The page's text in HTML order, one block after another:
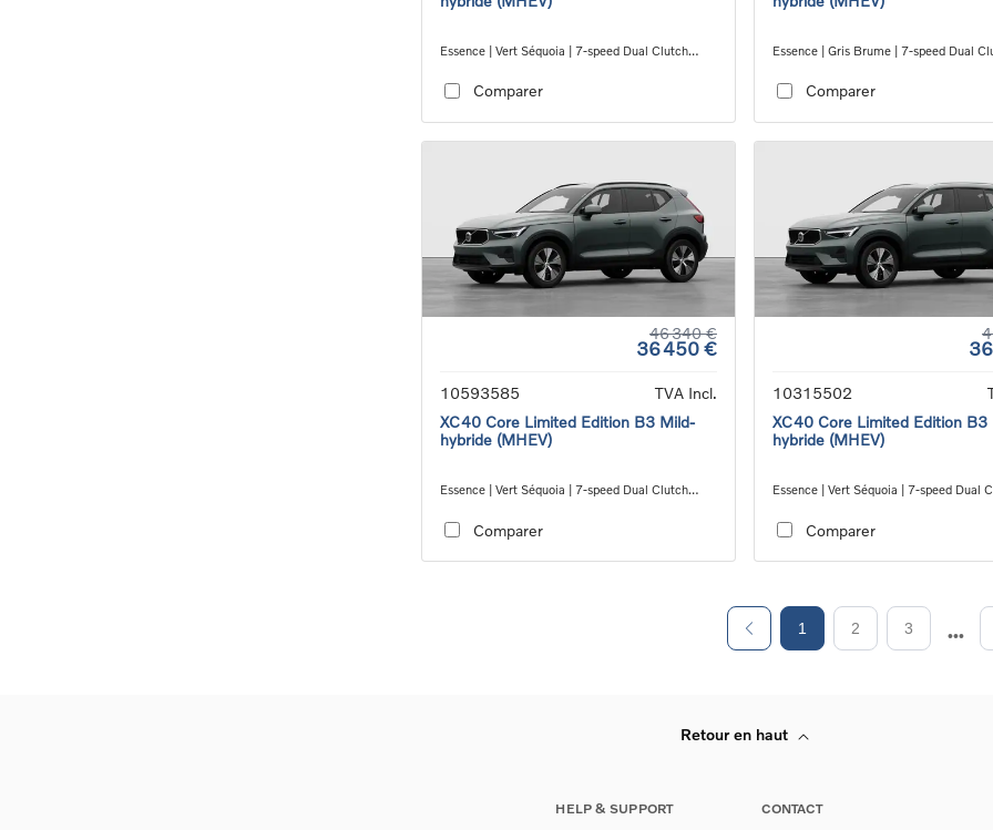
Essence | Vert Séquoia | 7-speed Dual Clutch
Comparer
Essence | Gris Brume | 7-speed Dual
Comparer
46 340 €
36 450 €
10593585
TVA Incl.
XC40 Core Limited Edition B3 Mild-
hybride (MHEV)
Essence | Vert Séquoia | 7-speed Dual Clutch
Comparer
10315502
XC40 Core Limited Edition B3
hybride (MHEV)
Essence | Vert Séquoia | 7-speed Dual
Comparer
1 2 3
Retour en haut
HELP & SUPPORT CONTACT